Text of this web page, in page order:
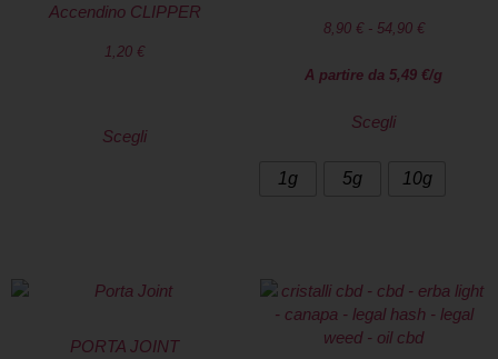
Accendino CLIPPER
1,20 €
Scegli
8,90 € - 54,90 €
A partire da 5,49 €/g
Scegli
1g 5g 10g
PORTA JOINT